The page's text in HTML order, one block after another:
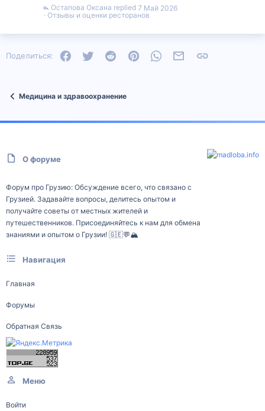
Отзывы и оценки ресторанов
7 Май 2026
Остапова Оксана
Поделиться: FacebookTwitter Reddit PinterestWhatsAppЭлектронная почта
Медицина и здравоохранение
О форуме
Форум про Грузию: Обсуждение всего, что связано с
Грузией. Задавайте вопросы, делитесь опытом и
получайте советы от местных жителей и
путешественников. Присоединяйтесь к нам для обмена
знаниями и опытом о Грузии! 🇬🇪💬🏔️
Навигация
Главная
Форумы
Обратная Связь
Меню
Войти